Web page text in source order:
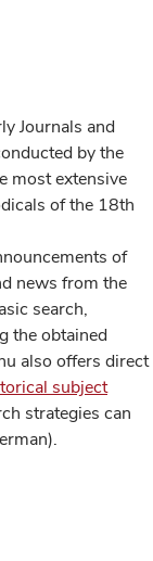
Journals and
by the
most extensive
of the 18th
of
news from the
search,
the obtained
also offers direct
subject
strategies can